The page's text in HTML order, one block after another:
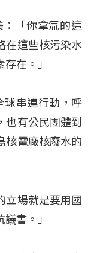
「你拿氚的這
在這些核污染水
在。」
球串連行動，呼
也有公民團體到
核電廠核廢水的
立場就是要用國
書。」